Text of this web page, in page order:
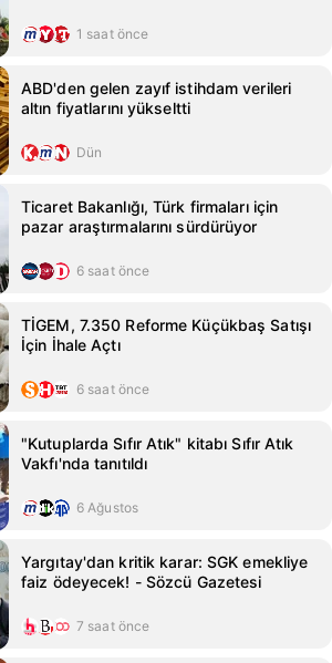
1 saat önce
ABD'den gelen zayıf istihdam verileri
altın fiyatlarını yükseltti
Dün
Ticaret Bakanlığı, Türk firmaları için
pazar araştırmalarını sürdürüyor
6 saat önce
TİGEM, 7.350 Reforme Küçükbaş Satışı
İçin İhale Açtı
6 saat önce
"Kutuplarda Sıfır Atık" kitabı Sıfır Atık
Vakfı'nda tanıtıldı
6 Ağustos
Yargıtay'dan kritik karar: SGK emekliye
faiz ödeyecek! - Sözcü Gazetesi
7 saat önce